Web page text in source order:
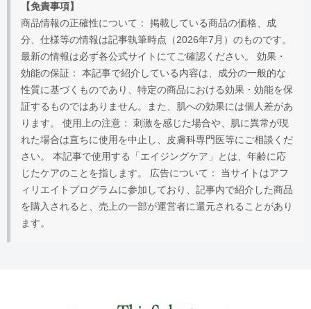
【免責事項】
商品情報の正確性について： 掲載している商品の価格、成
分、仕様等の情報は記事執筆時点（2026年7月）のものです。
最新の情報は必ず各公式サイトにてご確認ください。 効果・
効能の保証： 本記事で紹介している内容は、成分の一般的な
性質に基づくものであり、特定の商品における効果・効能を保
証するものではありません。また、肌への効果には個人差があ
ります。 使用上の注意： 刺激を感じた場合や、肌に異常が現
れた場合は直ちに使用を中止し、皮膚科専門医等にご相談くだ
さい。 本記事で使用する「エイジングケア」とは、年齢に応
じたケアのことを指します。 広告について： 当サイトはアフ
ィリエイトプログラムに参加しており、記事内で紹介した商品
を購入されると、売上の一部が運営者に還元されることがあり
ます。